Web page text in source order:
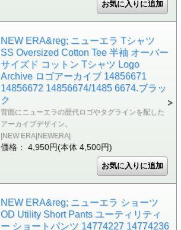
NEW ERA&reg; ニューエラ Tシャツ
SS Oversized Cotton Tee 半袖 オーバー
サイズド コットン Tシャツ Logo
Archive ロゴアーカイブ 14856671
14856672 14856674/1485 6674.ブラッ
ク
背面にニューエラの歴代ロゴやタグラインを配した
アーカイブデザイン。
|NEW ERA|NEWERA|
価格： 4,950円(本体 4,500円)
NEW ERA&reg; ニューエラ ショーツ
OD Utility Short Pants ユーティリティ
ー ショートパンツ 14774227 14774236